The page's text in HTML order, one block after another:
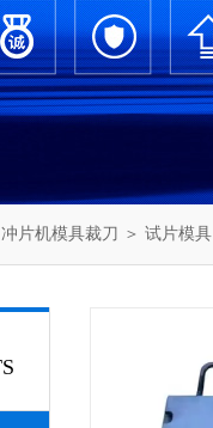
冲片机模具裁刀 ＞ 试片模具